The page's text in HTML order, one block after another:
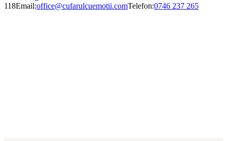
118Email:office@cufarulcuemotii.comTelefon:0746 237 265